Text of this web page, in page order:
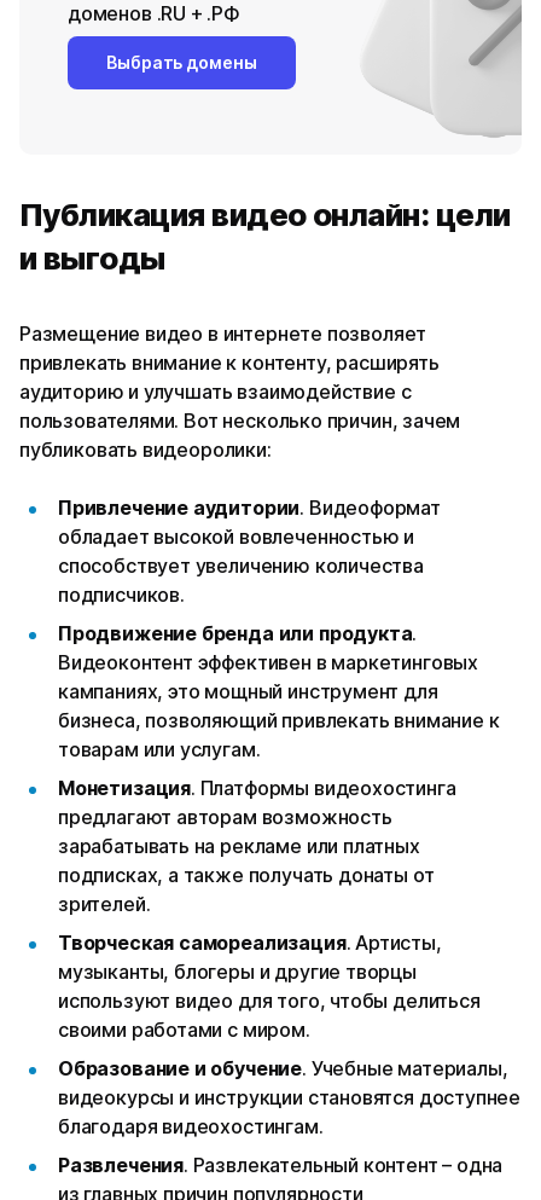
доменов .RU + .РФ
Выбрать домены
Публикация видео онлайн: цели
и выгоды
Размещение видео в интернете позволяет
привлекать внимание к контенту, расширять
аудиторию и улучшать взаимодействие с
пользователями. Вот несколько причин, зачем
публиковать видеоролики:
Привлечение аудитории. Видеоформат
обладает высокой вовлеченностью и
способствует увеличению количества
подписчиков.
Продвижение бренда или продукта.
Видеоконтент эффективен в маркетинговых
кампаниях, это мощный инструмент для
бизнеса, позволяющий привлекать внимание к
товарам или услугам.
Монетизация. Платформы видеохостинга
предлагают авторам возможность
зарабатывать на рекламе или платных
подписках, а также получать донаты от
зрителей.
Творческая самореализация. Артисты,
музыканты, блогеры и другие творцы
используют видео для того, чтобы делиться
своими работами с миром.
Образование и обучение. Учебные материалы,
видеокурсы и инструкции становятся доступнее
благодаря видеохостингам.
Развлечения. Развлекательный контент – одна
из главных причин популярности